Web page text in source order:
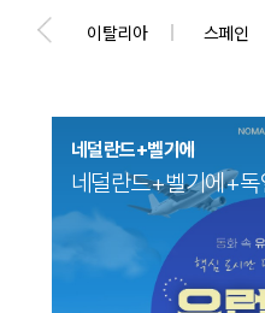
이탈리아 스페인
네덜란드+벨기에
네덜란드+벨기에+